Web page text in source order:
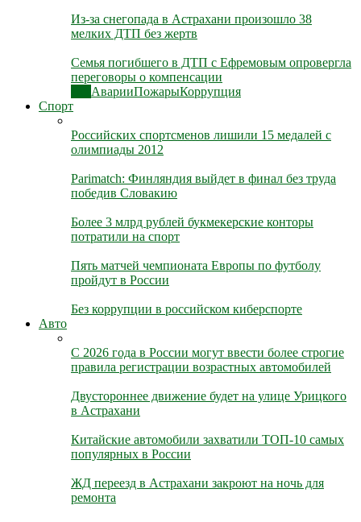
Из-за снегопада в Астрахани произошло 38
мелких ДТП без жертв
Семья погибшего в ДТП с Ефремовым опровергла
переговоры о компенсации
АварииПожарыКоррупция
Спорт
Российских спортсменов лишили 15 медалей с
олимпиады 2012
Parimatch: Финляндия выйдет в финал без труда
победив Словакию
Более 3 млрд рублей букмекерские конторы
потратили на спорт
Пять матчей чемпионата Европы по футболу
пройдут в России
Без коррупции в российском киберспорте
Авто
С 2026 года в России могут ввести более строгие
правила регистрации возрастных автомобилей
Двустороннее движение будет на улице Урицкого
в Астрахани
Китайские автомобили захватили ТОП-10 самых
популярных в России
ЖД переезд в Астрахани закроют на ночь для
ремонта